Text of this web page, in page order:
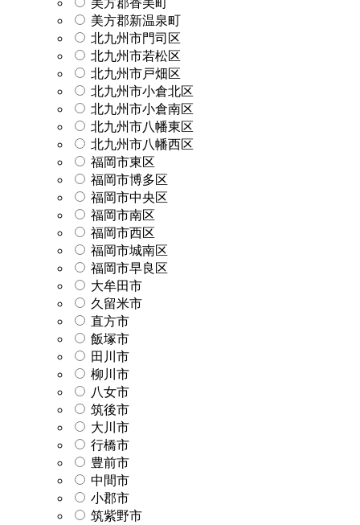
美方郡新温泉町
北九州市門司区
北九州市若松区
北九州市戸畑区
北九州市小倉北区
北九州市小倉南区
北九州市八幡東区
北九州市八幡西区
福岡市東区
福岡市博多区
福岡市中央区
福岡市南区
福岡市西区
福岡市城南区
福岡市早良区
大牟田市
久留米市
直方市
飯塚市
田川市
柳川市
八女市
筑後市
大川市
行橋市
豊前市
中間市
小郡市
筑紫野市